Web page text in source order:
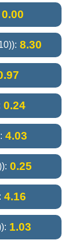
0.00
8.30
0.24
4.03
0.25
4.16
1.03